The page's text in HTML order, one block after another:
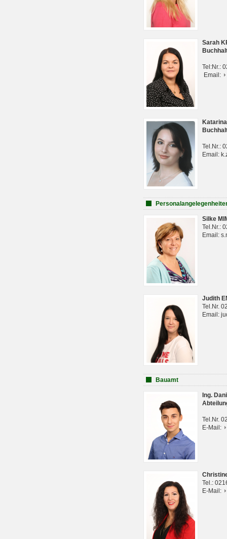
Sarah
Tel:Nr.:
Email:
Tel.Nr.:
Email:
Silke
Tel.Nr.:
Email:
Judith
Tel.Nr.
Email:
Bauamt
Ing.
Tel.Nr.
E-Mail:
Tel.:
E-Mail: